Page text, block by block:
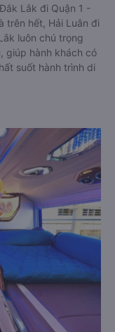
Lắk đi Quận 1 -
trên hết, Hải Luân đi
luôn chú trọng
giúp hành khách có
suốt hành trình di